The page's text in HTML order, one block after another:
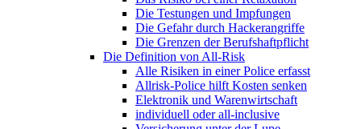
Die Testungen und Impfungen
Die Gefahr durch Hackerangriffe
Die Grenzen der Berufshaftpflicht
Die Definition von All-Risk
Alle Risiken in einer Police erfasst
Allrisk-Police hilft Kosten senken
Elektronik und Warenwirtschaft
individuell oder all-inclusive